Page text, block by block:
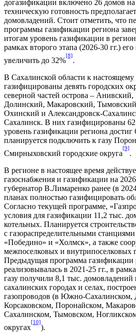
догазификации включено 26 домов
техническую готовность
домовладений. Стоит отметить, что
программы газификации региона
итогам уровень газификации в
рамках второго этапа (2026-30 гг.) его
увеличить до 32%
[8]
.
В Сахалинской области к настоящему
газифицированы девять городских
северной частей острова – Анивский,
Долинский, Макаровский,
Охинский и Александровск-
Сахалинск. В них газифицированы
уровень газификации региона достиг
планируется подключить к газу
Смирныховский городские округа
[9]
.
В регионе в настоящее время
газоснабжения и газификации на
губернатор В.Лимаренко ранее (в
планах полностью газифицировать
Согласно текущей программе,
условия для газификации 11,2 тыс.
котельных. Планируется
с газораспределительными
«Победино» и «Холмск», а также
межпоселковых и внутрипоселковых
Предыдущая программа газификации
реализовывалась в 2021-25 гг., в
газу получили 8,1 тыс. домовладений
сахалинских городах и селах,
газопроводов (в Южно-Сахалинском,
Корсаковском, Поронайском,
Сахалинском, Тымовском,
округах
[10]
).